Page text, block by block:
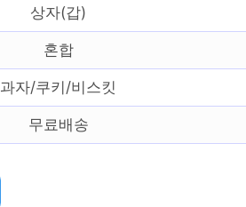
상자(갑)
혼합
과자/쿠키/비스킷
무료배송